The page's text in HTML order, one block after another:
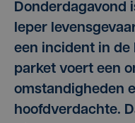
Donderdagavond
Ieper
een incident in de
parket voert een
omstandigheden
hoofdverdachte.